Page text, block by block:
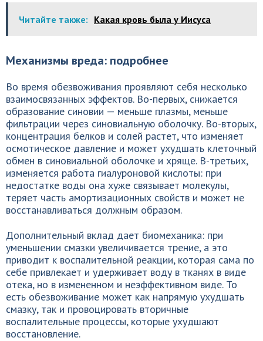
Читайте также: Какая кровь была у Иисуса
Механизмы вреда: подробнее
Во время обезвоживания проявляют себя несколько
взаимосвязанных эффектов. Во-первых, снижается
образование синовии — меньше плазмы, меньше
фильтрации через синовиальную оболочку. Во-вторых,
концентрация белков и солей растет, что изменяет
осмотическое давление и может ухудшать клеточный
обмен в синовиальной оболочке и хряще. В-третьих,
изменяется работа гиалуроновой кислоты: при
недостатке воды она хуже связывает молекулы,
теряет часть амортизационных свойств и может не
восстанавливаться должным образом.
Дополнительный вклад дает биомеханика: при
уменьшении смазки увеличивается трение, а это
приводит к воспалительной реакции, которая сама по
себе привлекает и удерживает воду в тканях в виде
отека, но в измененном и неэффективном виде. То
есть обезвоживание может как напрямую ухудшать
смазку, так и провоцировать вторичные
воспалительные процессы, которые ухудшают
восстановление.